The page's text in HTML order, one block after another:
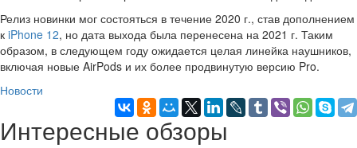
Релиз новинки мог состояться в течение 2020 г., став дополнением
к iPhone 12, но дата выхода была перенесена на 2021 г. Таким
образом, в следующем году ожидается целая линейка наушников,
включая новые AirPods и их более продвинутую версию Pro.
Новости
Интересные обзоры